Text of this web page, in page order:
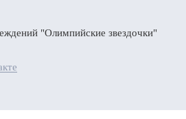
"Олимпийские звездочки"